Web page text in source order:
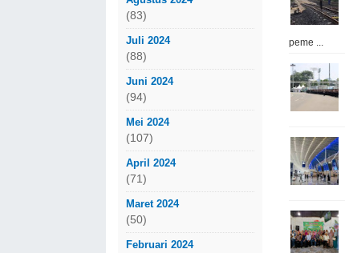
(83)
Juli 2024
(88)
Juni 2024
(94)
Mei 2024
(107)
April 2024
(71)
Maret 2024
(50)
Februari 2024
peme ...